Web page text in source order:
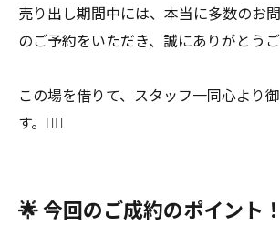
売り出し期間中には、本当に多数のお
のご予約をいただき、誠にありがとうご
この場を借りて、スタッフ一同心より
す。🙇‍♂️
🌟 今回のご成約のポイント